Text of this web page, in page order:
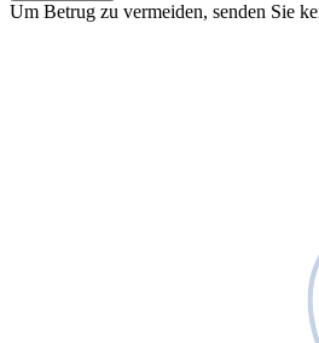
Um Betrug zu vermeiden, senden Sie